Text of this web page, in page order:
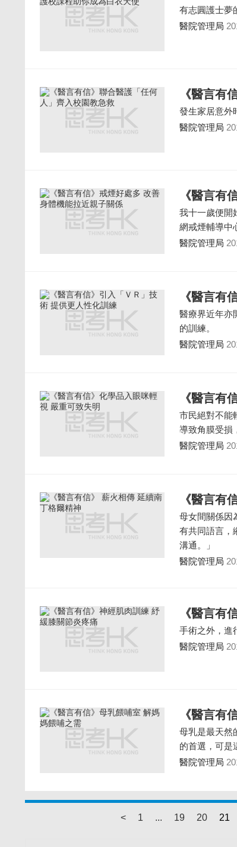
有志圓護士夢
醫院管理局
《醫言有
發生家居意外
醫院管理局
《醫言有
我十一歲便開
網戒煙輔導中
醫院管理局
《醫言有
醫療界近年亦
的訓練。
醫院管理局
《醫言有
市民絕對不能
導致角膜受損
醫院管理局
《醫言有
母女間關係因
有共同語言，
溝通。」
醫院管理局
《醫言有
手術之外，進
醫院管理局
《醫言有
母乳是最天然
的首選，可是
醫院管理局
< 1 ... 19 20 21